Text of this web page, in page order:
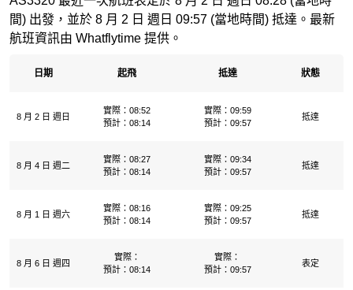
間) 出發，並於 8 月 2 日 週日 09:57 (當地時間) 抵達。最新
航班資訊由 Whatflytime 提供。
日期 起飛 抵達 狀態
8 月 2 日 週日
實際：08:52
預計：08:14
實際：09:59
預計：09:57
抵達
8 月 4 日 週二
實際：08:27
預計：08:14
實際：09:34
預計：09:57
抵達
8 月 1 日 週六
實際：08:16
預計：08:14
實際：09:25
預計：09:57
抵達
8 月 6 日 週四
實際：
預計：08:14
實際：
預計：09:57
表定